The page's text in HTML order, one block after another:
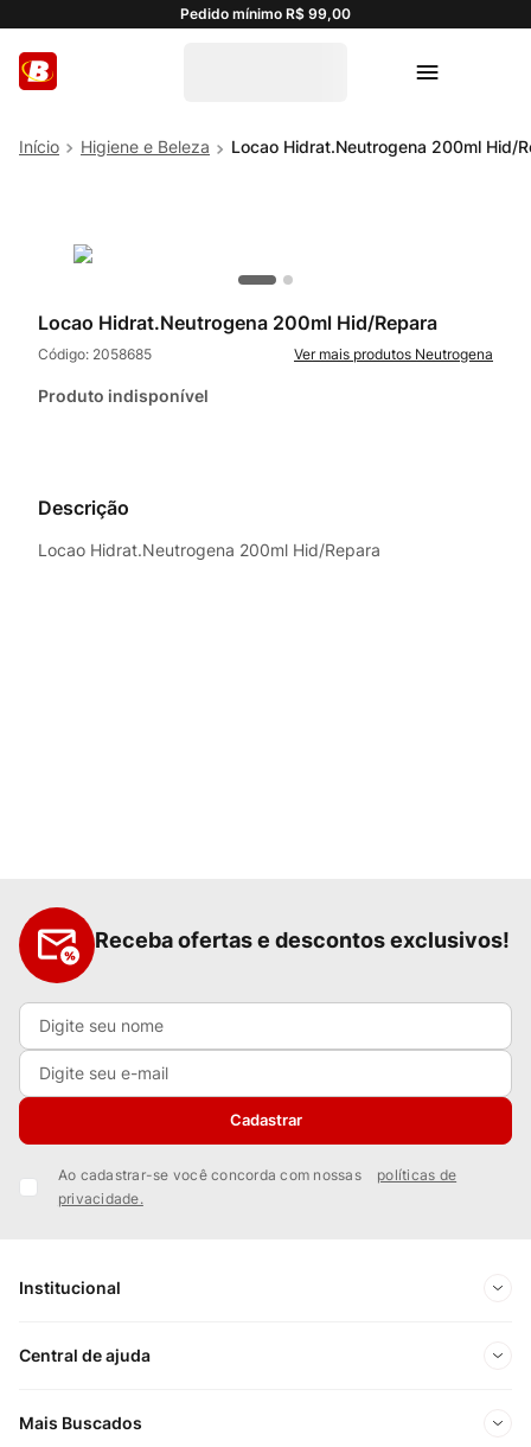
Pedido mínimo R$ 99,00
Higiene e Beleza Locao Hidrat.Neutrogena 200ml Hid/
Locao Hidrat.Neutrogena 200ml Hid/Repara
Código: 2058685 Neutrogena
Produto indisponível
Descrição
Locao Hidrat.Neutrogena 200ml Hid/Repara
Receba ofertas e descontos exclusivos!
Cadastrar
Ao cadastrar-se você concorda com nossas
políticas de
privacidade.
Institucional
Sobre Nós
Central de ajuda
Minha conta
Mais Buscados